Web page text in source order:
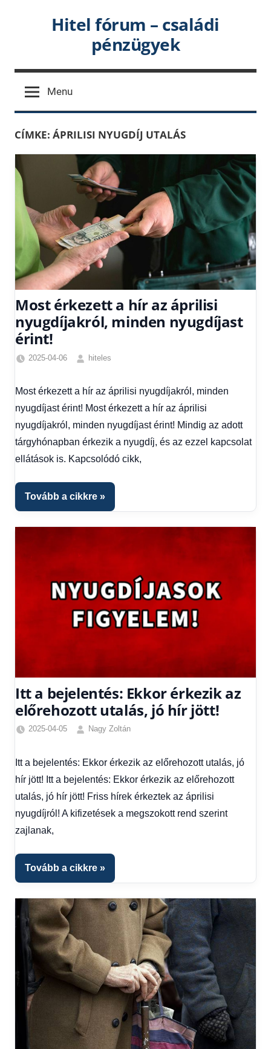
Hitel fórum – családi
pénzügyek
Menu
CÍMKE: ÁPRILISI NYUGDÍJ UTALÁS
Most érkezett a hír az áprilisi
nyugdíjakról, minden nyugdíjast
érint!
2025-04-06
hiteles
Hírek
1
Most érkezett a hír az áprilisi nyugdíjakról, minden
nyugdíjast érint! Most érkezett a hír az áprilisi
nyugdíjakról, minden nyugdíjast érint! Mindig az adott
tárgyhónapban érkezik a nyugdíj, és az ezzel kapcsolat
ellátások is. Kapcsolódó cikk,
Tovább a cikkre
Itt a bejelentés: Ekkor érkezik az
előrehozott utalás, jó hír jött!
2025-04-05
Nagy Zoltán
hírek ,
Gazdaság,
Hírek,
Itt a bejelentés: Ekkor érkezik az előrehozott utalás, jó
hír jött! Itt a bejelentés: Ekkor érkezik az előrehozott
utalás, jó hír jött! Friss hírek érkeztek az áprilisi
nyugdíjról! A kifizetések a megszokott rend szerint
zajlanak,
Tovább a cikkre